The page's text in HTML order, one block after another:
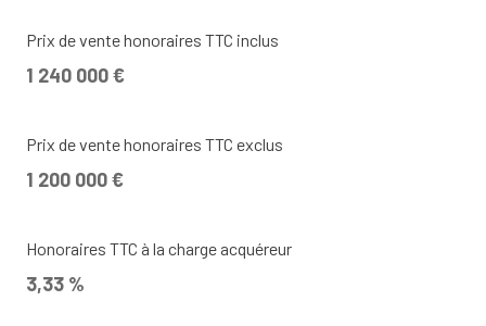
Prix de vente honoraires TTC inclus
1 240 000 €
Prix de vente honoraires TTC exclus
1 200 000 €
Honoraires TTC à la charge acquéreur
3,33 %